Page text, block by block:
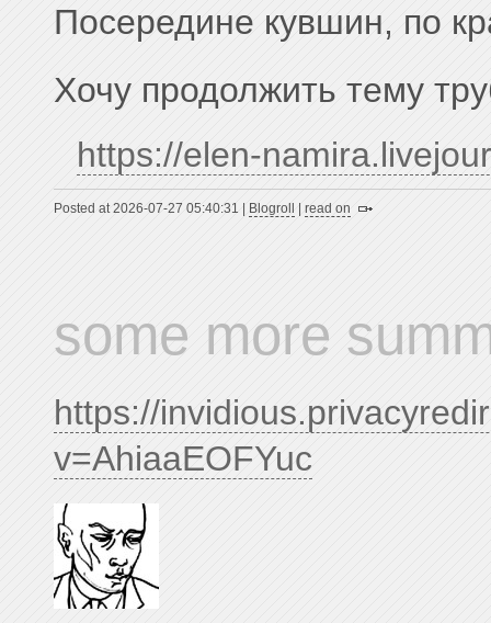
Посередине кувшин, по
Хочу продолжить тему
https://elen-
Posted at 2026-07-27 05:40:31 | Blogroll read on
some more
https://
v=AhiaaEOFYuc